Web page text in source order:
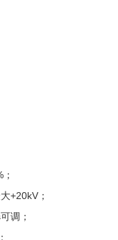
+20kV；
调；